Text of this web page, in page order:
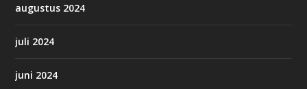
augustus 2024
juli 2024
juni 2024